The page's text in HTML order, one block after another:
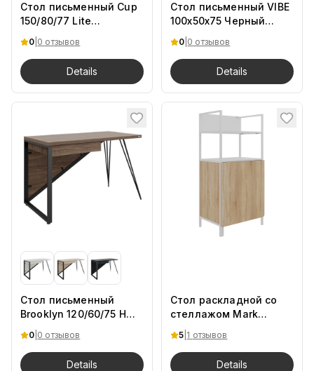
Стол письменный Cup
150/80/77 Lite
Кашемир.Ch
0 0 отзывов
Details
Стол письменный VIBE
100х50х75 Черный
шагрень.Дуб Барокко
0 0 отзывов
Details
Стол письменный
Brooklyn 120/60/75 H
MDV
0 0 отзывов
Details
Стол раскладной со
стеллажом Mark
104х60х125 DSan
5 1 отзывов
Details